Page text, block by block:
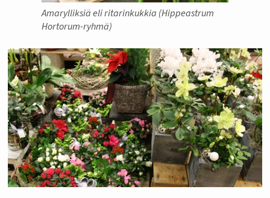
Amarylliksiä eli ritarinkukkia (Hippeastrum
Hortorum-ryhmä)